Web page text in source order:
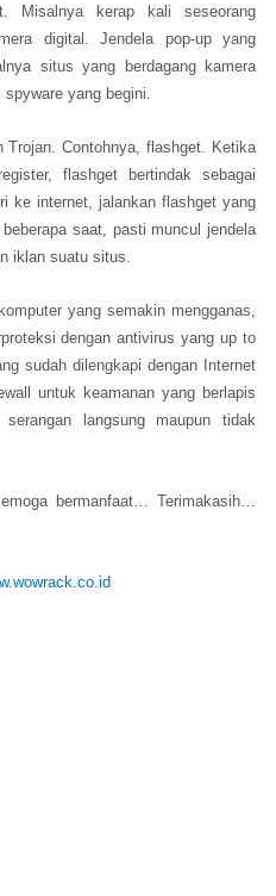
Misalnya kerap kali seseorang
digital. Jendela pop-up yang
situs yang berdagang kamera
yang begini.
Trojan. Contohnya, flashget. Ketika
flashget bertindak sebagai
ke internet, jalankan flashget yang
saat, pasti muncul jendela
iklan suatu situs.
yang semakin mengganas,
dengan antivirus yang up to
sudah dilengkapi dengan Internet
untuk keamanan yang berlapis
langsung maupun tidak
bermanfaat… Terimakasih…